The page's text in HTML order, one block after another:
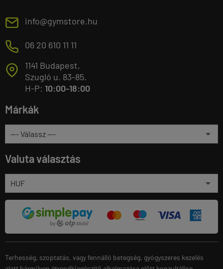
E info@gymstore.hu
M 06 20 610 11 11
T
1141 Budapest,
Szugló u. 83-85.
H-P: 10:00-18:00
Márkák
Valuta választás
Terhesség, szoptatás, vagy fennálló betegség, gyógyszeres kezelés